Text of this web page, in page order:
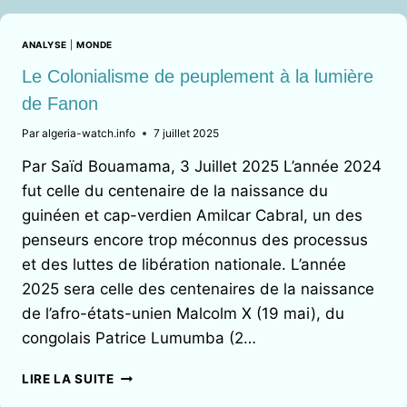
FRANÇAISE »
ANALYSE MONDE
Le Colonialisme de peuplement à la lumière
de Fanon
Par algeria-watch.info 7 juillet 2025
Par Saïd Bouamama, 3 Juillet 2025 L’année 2024
fut celle du centenaire de la naissance du
guinéen et cap-verdien Amilcar Cabral, un des
penseurs encore trop méconnus des processus
et des luttes de libération nationale. L’année
2025 sera celle des centenaires de la naissance
de l’afro-états-unien Malcolm X (19 mai), du
congolais Patrice Lumumba (2…
LIRE LA SUITELE